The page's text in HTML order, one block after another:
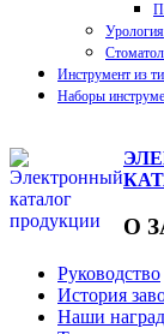
Урология
Инструмент из
Наборы
О
Руководство
История
Наши